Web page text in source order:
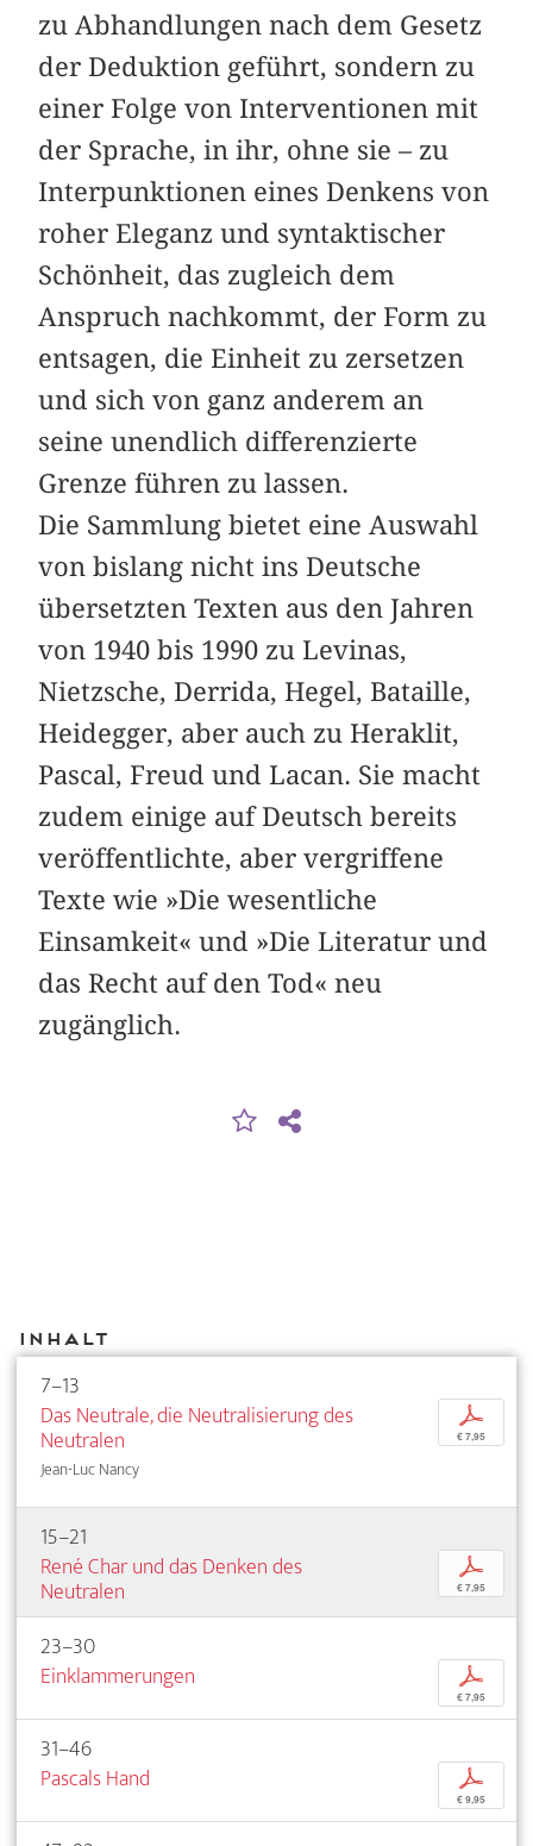
zu Abhandlungen nach dem Gesetz
der Deduktion geführt, sondern zu
einer Folge von Interventionen mit
der Sprache, in ihr, ohne sie – zu
Interpunktionen eines Denkens von
roher Eleganz und syntaktischer
Schönheit, das zugleich dem
Anspruch nachkommt, der Form zu
entsagen, die Einheit zu zersetzen
und sich von ganz anderem an
seine unendlich differenzierte
Grenze führen zu lassen.
Die Sammlung bietet eine Auswahl
von bislang nicht ins Deutsche
übersetzten Texten aus den Jahren
von 1940 bis 1990 zu Levinas,
Nietzsche, Derrida, Hegel, Bataille,
Heidegger, aber auch zu Heraklit,
Pascal, Freud und Lacan. Sie macht
zudem einige auf Deutsch bereits
veröffentlichte, aber vergriffene
Texte wie »Die wesentliche
Einsamkeit« und »Die Literatur und
das Recht auf den Tod« neu
zugänglich.
Inhalt
7–13
Das Neutrale, die Neutralisierung des
Neutralen
Jean-Luc Nancy
p
€ 7,95
15–21
René Char und das Denken des
Neutralen
p
€ 7,95
23–30
Einklammerungen
p
€ 7,95
31–46
Pascals Hand
p
€ 9,95